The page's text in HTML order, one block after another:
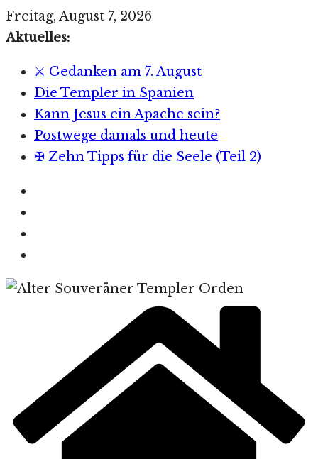
Zum
Inhalt
Freitag, August 7, 2026
Aktuelles:
⚔️ Gedanken am 7. August
Die Templer in Spanien
Kann Jesus ein Apache sein?
Postwege damals und heute
✠ Zehn Tipps für die Seele (Teil 2)